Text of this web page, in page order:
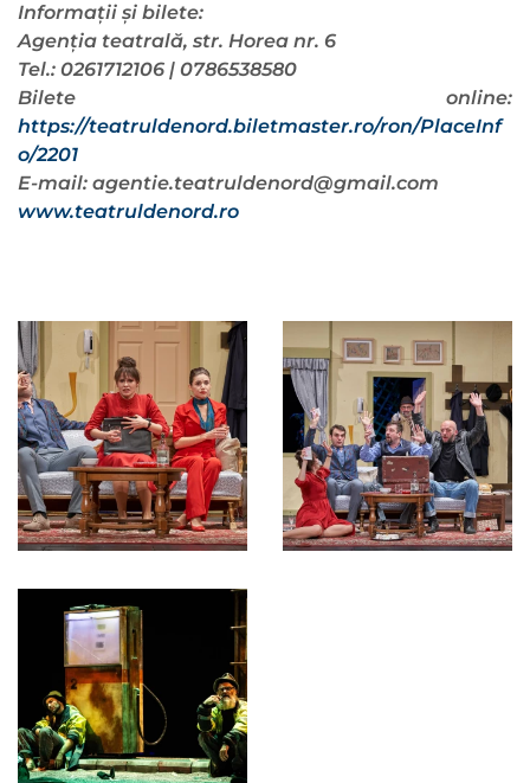
Informații și bilete:
Agenția teatrală, str. Horea nr. 6
Tel.: 0261712106 | 0786538580
Bilete online:
https://teatruldenord.biletmaster.ro/ron/PlaceInf
o/2201
E-mail: agentie.teatruldenord@gmail.com
www.teatruldenord.ro